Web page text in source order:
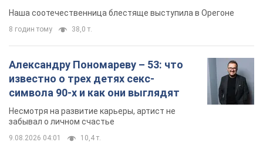
Видео
Наша соотечественница блестяще выступила в Орегоне
8 годин тому 38,0 т.
Александру Пономареву – 53: что
известно о трех детях секс-
символа 90-х и как они выглядят
Несмотря на развитие карьеры, артист не
забывал о личном счастье
9.08.2026 04:01 10,4 т.